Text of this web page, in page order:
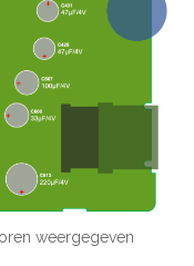
weergegeven